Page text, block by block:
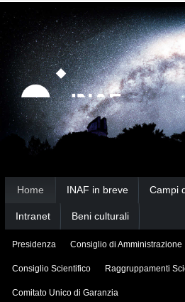
Strumenti
personali
Salta
contenuti.
|
Salta
alla
navigazione
Ricerca
avanzata…
Home INAF in breve Campi
Intranet Beni culturali
Presidenza Consiglio di Amministrazione
Consiglio Scientifico Raggruppamenti
Comitato Unico di Garanzia